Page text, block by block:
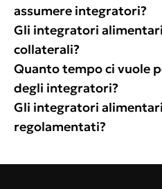
assumere integratori?
Gli integratori
collaterali?
Quanto tempo ci vuole
degli integratori?
Gli integratori
regolamentati?